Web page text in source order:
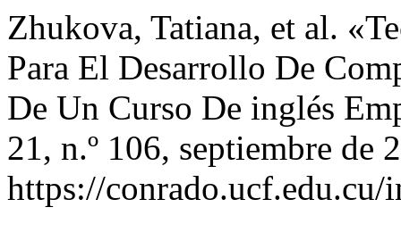
Zhukova, Tatiana, et al.
Para El Desarrollo De
De Un Curso De inglés
21, n.º 106, septiembre de
https://